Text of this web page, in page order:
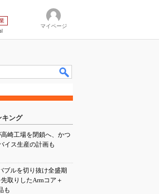
マイページ
キング
崎工場を閉鎖へ、かつ
イス生産の計画も
ブルを切り抜け全盛期
取りしたArmコア＋
も